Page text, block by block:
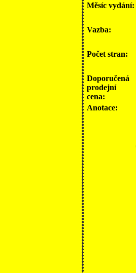
Měsíc vydání:
Vazba:
Počet stran:
Doporučená
prodejní
cena:
Anotace: